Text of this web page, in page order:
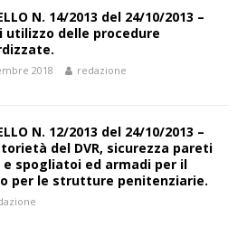
N. 14/2013 del 24/10/2013 –
utilizzo delle procedure
2018 redazione
N. 12/2013 del 24/10/2013 –
del DVR, sicurezza pareti
spogliatoi ed armadi per il
per le strutture penitenziarie.